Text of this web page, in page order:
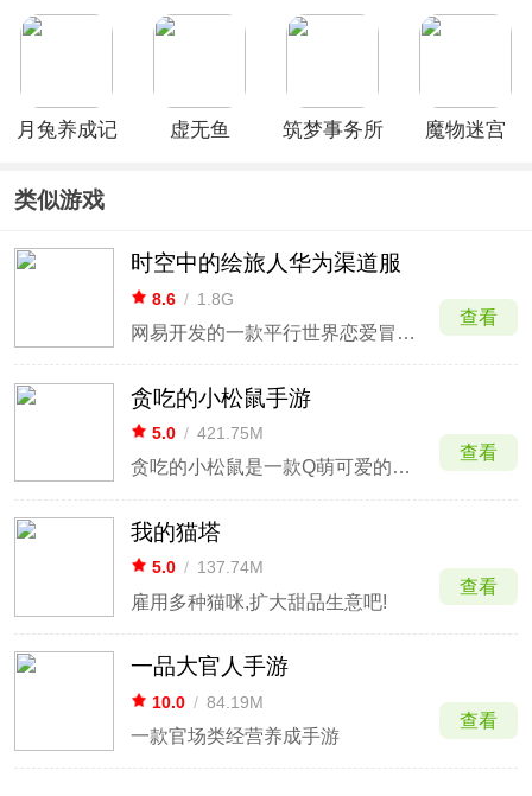
中文版
月兔养成记
虚无鱼
筑梦事务所
魔物迷宫
类似游戏
时空中的绘旅人华为渠道服
8.6 / 1.8G
网易开发的一款平行世界恋爱冒险手游
查看
贪吃的小松鼠手游
5.0 / 421.75M
贪吃的小松鼠是一款Q萌可爱的模拟经营类手游。游戏采用Q版2D卡通画风，温馨唯美的游戏画面，带给玩家极佳的视觉体验。玩家进入游戏后将经营店铺，从一家小餐馆逐步做大做强，扩建到全国各地特色店铺，包括麻辣烫、重庆小面、四果汤、火锅等各种店铺，需要不断升级店铺建筑，提高菜品价值，售
查看
我的猫塔
5.0 / 137.74M
雇用多种猫咪,扩大甜品生意吧!
查看
一品大官人手游
10.0 / 84.19M
一款官场类经营养成手游
查看